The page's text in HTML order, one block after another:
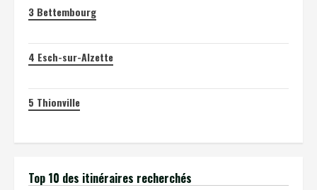
3 Bettembourg
4 Esch-sur-Alzette
5 Thionville
Top 10 des itinéraires recherchés